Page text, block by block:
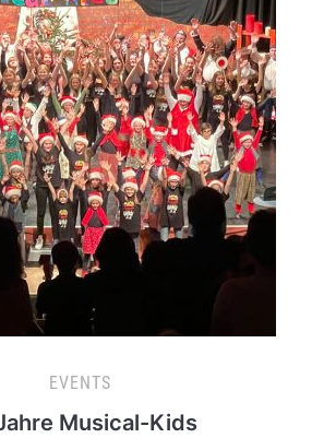
EVENTS
Musical-Kids